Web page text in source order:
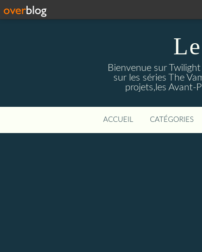
Bienvenue sur
sur les séries The
projets,les Avant-
ACCUEIL CATÉGORIES